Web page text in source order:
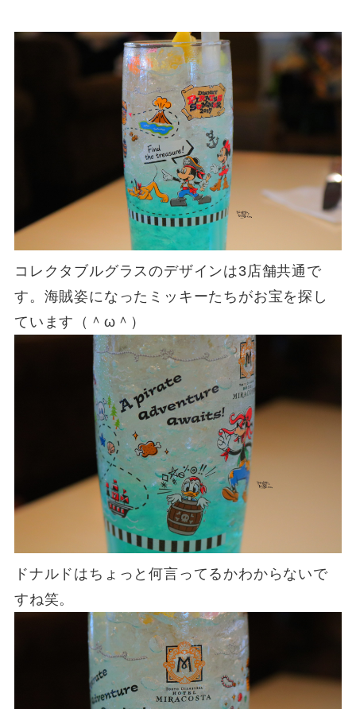
コレクタブルグラスのデザインは3店舗共通で
す。海賊姿になったミッキーたちがお宝を探し
ています（＾ω＾）
ドナルドはちょっと何言ってるかわからないで
すね笑。